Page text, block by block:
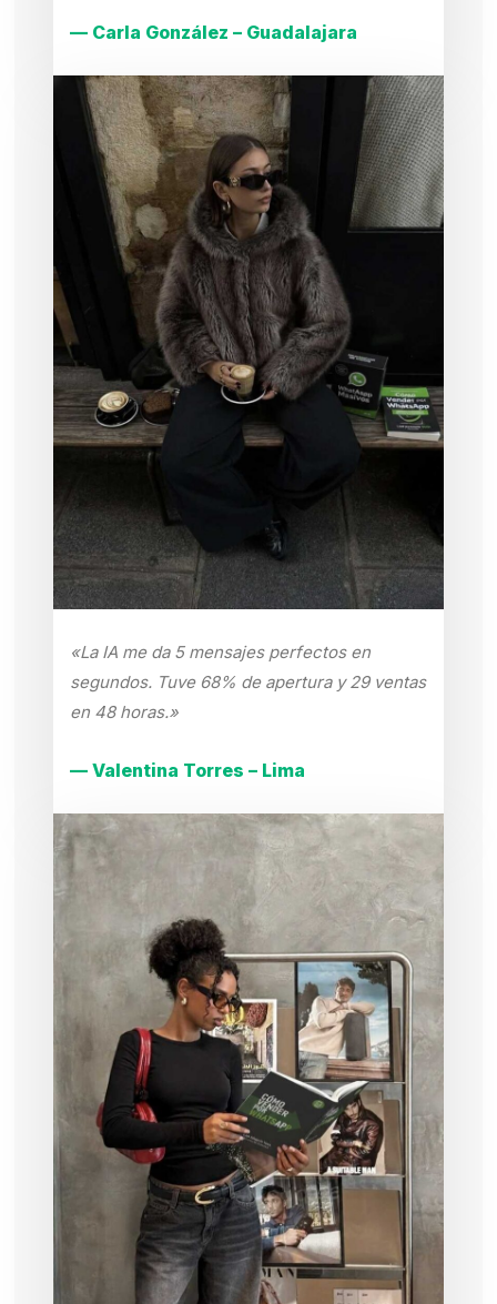
— Carla González – Guadalajara
«La IA me da 5 mensajes perfectos en
segundos. Tuve 68% de apertura y 29 ventas
en 48 horas.»
— Valentina Torres – Lima